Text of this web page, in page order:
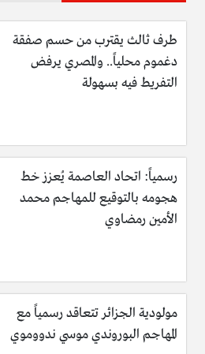
طرف ثالث يقترب من حسم صفقة
دغموم محلياً.. والمصري يرفض
التفريط فيه بسهولة
رسمياً: اتحاد العاصمة يُعزز خط
هجومه بالتوقيع للمهاجم محمد
الأمين رمضاوي
مولودية الجزائر تتعاقد رسمياً مع
المهاجم البوروندي موسي ندووموي